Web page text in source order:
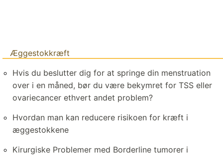
Æggestokkræft
Hvis du beslutter dig for at springe din menstruation
over i en måned, bør du være bekymret for TSS eller
ovariecancer ethvert andet problem?
Hvordan man kan reducere risikoen for kræft i
æggestokkene
Kirurgiske Problemer med Borderline tumorer i